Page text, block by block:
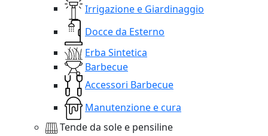
Irrigazione e Giardinaggio
Docce da Esterno
Erba Sintetica
Barbecue
Accessori Barbecue
Manutenzione e cura
Tende da sole e pensiline